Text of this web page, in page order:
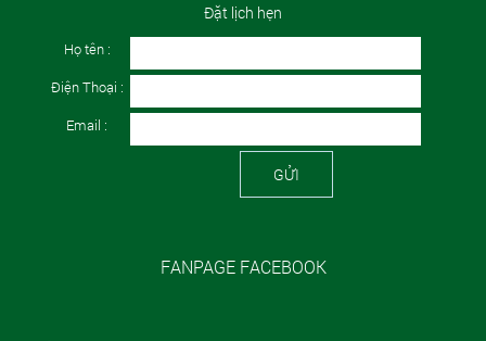
Đặt lịch hẹn
Họ tên :
Điện Thoại :
Email :
GỬI
FANPAGE FACEBOOK